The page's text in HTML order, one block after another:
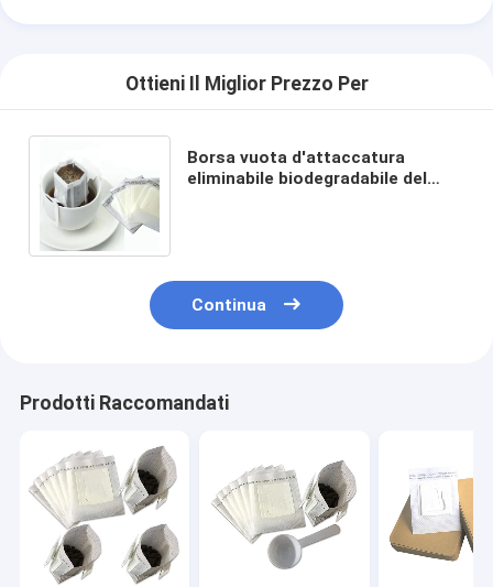
Ottieni Il Miglior Prezzo Per
Borsa vuota d'attaccatura
eliminabile biodegradabile del
Continua
Prodotti Raccomandati